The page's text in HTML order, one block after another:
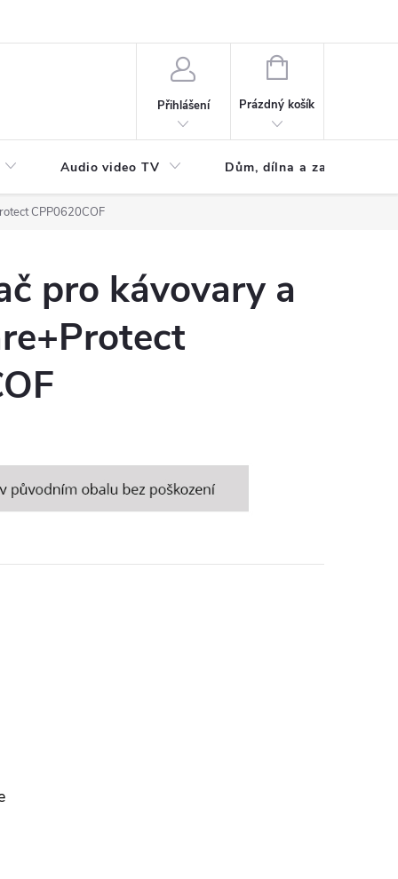
Přihlášení
NÁKUPNÍ
Prázdný košík
Audio video TV Dům, dílna a zahrada
CPP0620COF
pro kávovary a